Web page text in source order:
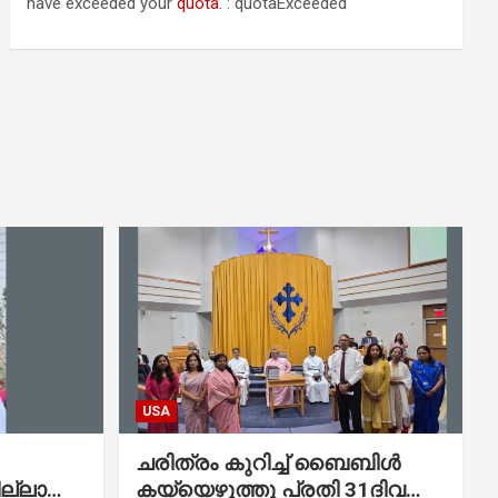
USA
ചരിത്രം കുറിച്ച് ബൈബിൾ
കയ്യെഴുത്തു പ്രതി 31ദിവസം